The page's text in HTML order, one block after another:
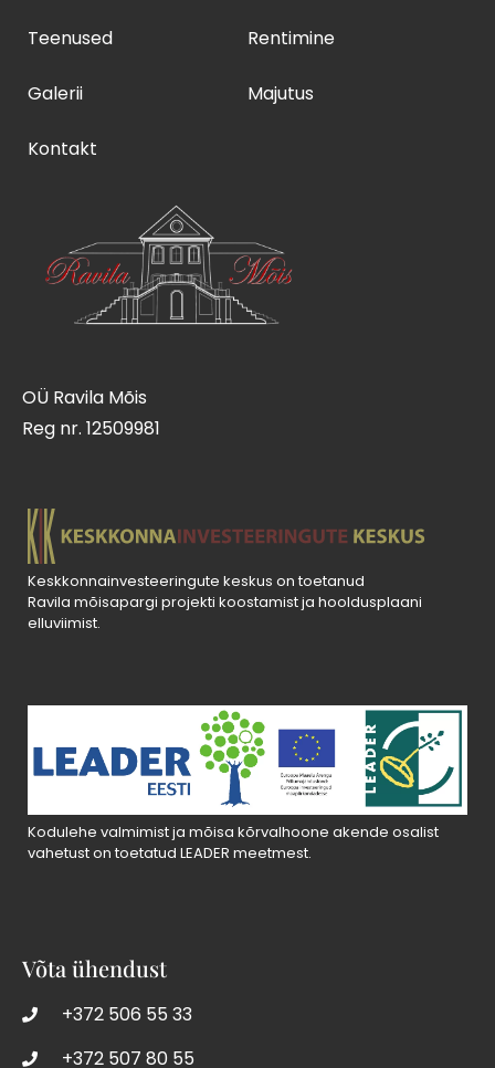
Teenused
Galerii
Kontakt
Rentimine
Majutus
OÜ Ravila Mõis
Reg nr. 12509981
Keskkonnainvesteeringute keskus on toetanud
Ravila mõisapargi projekti koostamist ja hooldusplaani
elluviimist.
Kodulehe valmimist ja mõisa kõrvalhoone akende osalist
vahetust on toetatud LEADER meetmest.
Võta ühendust
+372 506 55 33
+372 507 80 55